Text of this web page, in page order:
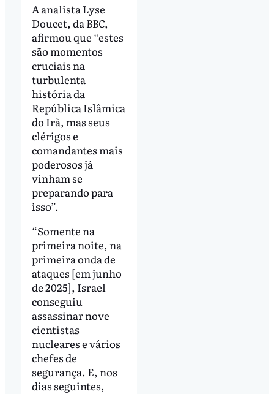
A analista Lyse
Doucet, da BBC,
afirmou que “estes
são momentos
cruciais na
turbulenta
história da
República Islâmica
do Irã, mas seus
clérigos e
comandantes mais
poderosos já
vinham se
preparando para
isso”.
“Somente na
primeira noite, na
primeira onda de
ataques [em junho
de 2025], Israel
conseguiu
assassinar nove
cientistas
nucleares e vários
chefes de
segurança. E, nos
dias seguintes,